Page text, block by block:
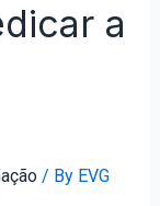
a
/ By EVG